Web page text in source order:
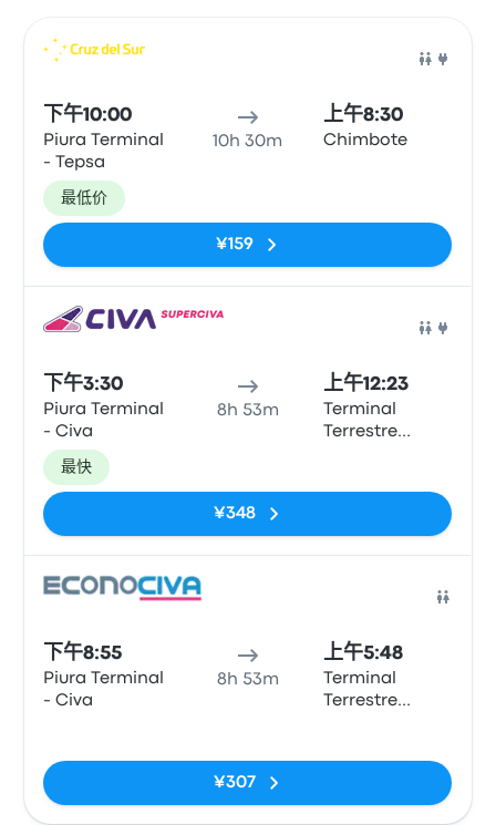
下午10:00
Piura Terminal
- Tepsa
10h 30m
上午8:30
Chimbote
最低价
¥159
下午3:30
Piura Terminal
- Civa
8h 53m
上午12:23
Terminal
Terrestre
最快
¥348
下午8:55
Piura Terminal
- Civa
8h 53m
上午5:48
Terminal
Terrestre
¥307